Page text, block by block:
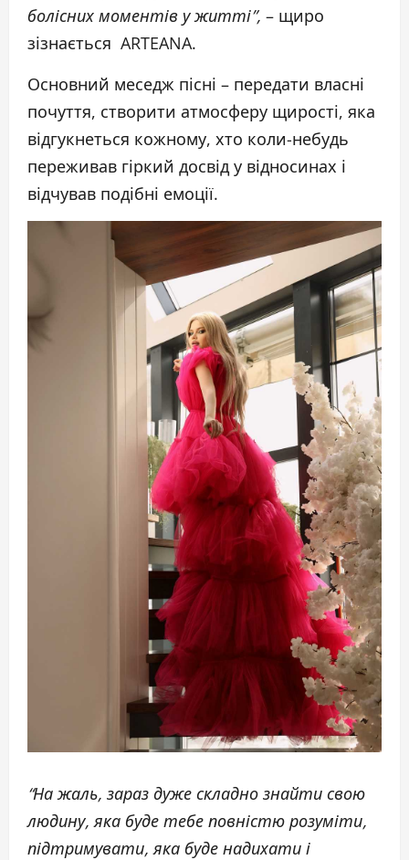
болісних моментів у житті”, – щиро
зізнається ARTEANA.
Основний меседж пісні – передати власні
почуття, створити атмосферу щирості, яка
відгукнеться кожному, хто коли-небудь
переживав гіркий досвід у відносинах і
відчував подібні емоції.
“На жаль, зараз дуже складно знайти свою
людину, яка буде тебе повністю розуміти,
підтримувати, яка буде надихати і